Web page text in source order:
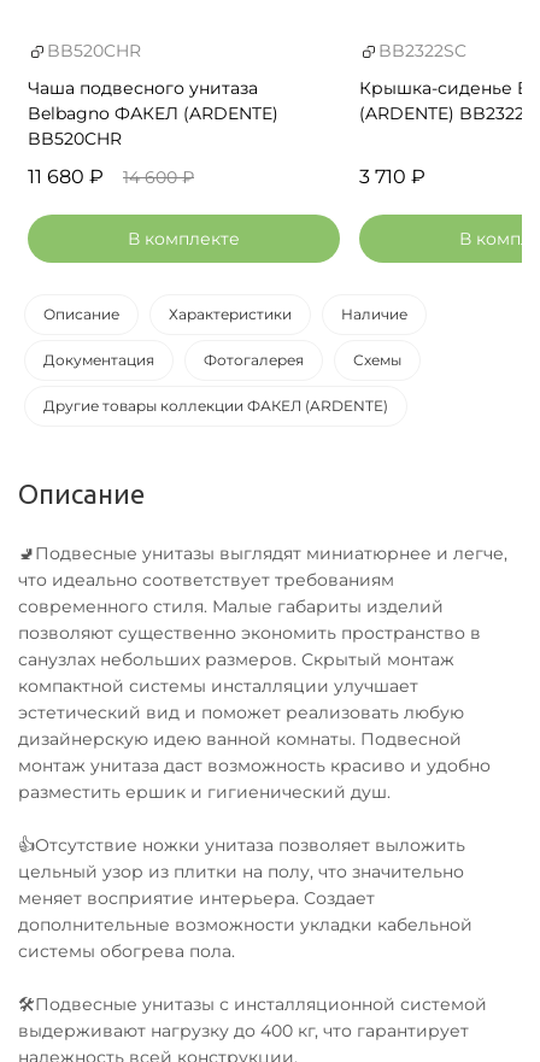
BB520CHR
Чаша подвесного унитаза
Belbagno ФАКЕЛ (ARDENTE)
BB520CHR
11 680 ₽ 14 600 ₽
В комплекте
BB2322SC
Крышка-сиденье
(ARDENTE)
3 710 ₽
В
Описание Характеристики Наличие
Документация Фотогалерея Схемы
Другие товары коллекции ФАКЕЛ (ARDENTE)
Описание
🚽Подвесные унитазы выглядят миниатюрнее и легче,
что идеально соответствует требованиям
современного стиля. Малые габариты изделий
позволяют существенно экономить пространство в
санузлах небольших размеров. Скрытый монтаж
компактной системы инсталляции улучшает
эстетический вид и поможет реализовать любую
дизайнерскую идею ванной комнаты. Подвесной
монтаж унитаза даст возможность красиво и удобно
разместить ершик и гигиенический душ.
👍Отсутствие ножки унитаза позволяет выложить
цельный узор из плитки на полу, что значительно
меняет восприятие интерьера. Создает
дополнительные возможности укладки кабельной
системы обогрева пола.
🛠Подвесные унитазы с инсталляционной системой
выдерживают нагрузку до 400 кг, что гарантирует
надежность всей конструкции.